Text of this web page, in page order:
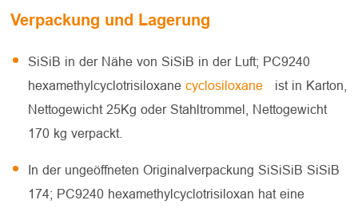
Verpackung und Lagerung
SiSiB in der Nähe von SiSiB in der Luft; PC9240
hexamethylcyclotrisiloxanecyclosiloxane
ist in Karton,
Nettogewicht 25Kg oder Stahltrommel, Nettogewicht
170 kg verpackt.
In der ungeöffneten Originalverpackung SiSiSiB SiSiB
174; PC9240 hexamethylcyclotrisiloxan hat eine